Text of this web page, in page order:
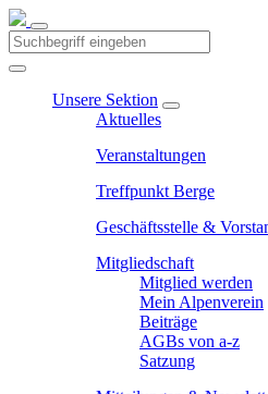
Unsere Sektion
Aktuelles
Veranstaltungen
Treffpunkt Berge
Geschäftsstelle &
Mitgliedschaft
Mitglied werden
Mein Alpenverein
Beiträge
AGBs von a-z
Satzung